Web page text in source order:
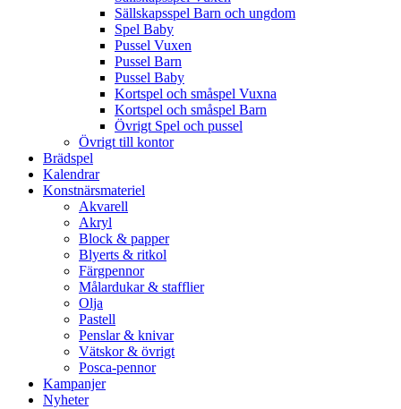
Sällskapsspel Barn och ungdom
Spel Baby
Pussel Vuxen
Pussel Barn
Pussel Baby
Kortspel och småspel Vuxna
Kortspel och småspel Barn
Övrigt Spel och pussel
Övrigt till kontor
Brädspel
Kalendrar
Konstnärsmateriel
Akvarell
Akryl
Block & papper
Blyerts & ritkol
Färgpennor
Målardukar & stafflier
Olja
Pastell
Penslar & knivar
Vätskor & övrigt
Posca-pennor
Kampanjer
Nyheter